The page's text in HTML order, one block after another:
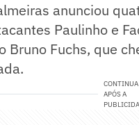
anunciou
Paulinho e
Bruno Fuchs, que
CONTINUA
APÓS A